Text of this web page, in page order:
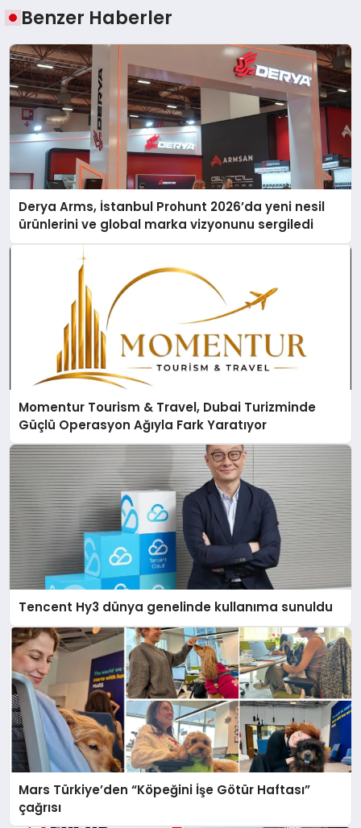
Benzer Haberler
Derya Arms, İstanbul Prohunt 2026’da yeni nesil
ürünlerini ve global marka vizyonunu sergiledi
Momentur Tourism & Travel, Dubai Turizminde
Güçlü Operasyon Ağıyla Fark Yaratıyor
Tencent Hy3 dünya genelinde kullanıma sunuldu
Mars Türkiye’den “Köpeğini İşe Götür Haftası”
çağrısı